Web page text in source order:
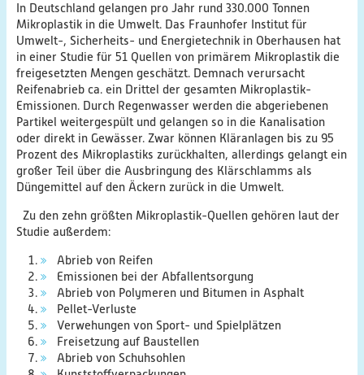
AnsprechpartnerInnen
PlastikNet
Verbundprojekte
Übersicht
Übersichtskarte
Veranstaltungen
Publikationen
News
Ergebnisse
In Deutschland gelangen pro Jahr rund 330.000 Tonnen
Mikroplastik in die Umwelt. Das Fraunhofer Institut für
Umwelt-, Sicherheits- und Energietechnik in Oberhausen hat
in einer Studie für 51 Quellen von primärem Mikroplastik die
freigesetzten Mengen geschätzt. Demnach verursacht
Reifenabrieb ca. ein Drittel der gesamten Mikroplastik-
Emissionen. Durch Regenwasser werden die abgeriebenen
Partikel weitergespült und gelangen so in die Kanalisation
oder direkt in Gewässer. Zwar können Kläranlagen bis zu 95
Prozent des Mikroplastiks zurückhalten, allerdings gelangt ein
großer Teil über die Ausbringung des Klärschlamms als
Düngemittel auf den Äckern zurück in die Umwelt.
Zu den zehn größten Mikroplastik-Quellen gehören laut der
Studie außerdem:
Abrieb von Reifen
Emissionen bei der Abfallentsorgung
Abrieb von Polymeren und Bitumen in Asphalt
Pellet-Verluste
Verwehungen von Sport- und Spielplätzen
Freisetzung auf Baustellen
Abrieb von Schuhsohlen